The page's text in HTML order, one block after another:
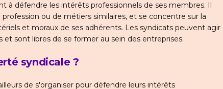
à défendre les intérêts professionnels de ses membres. Il
ou de métiers similaires, et se concentre sur la
et moraux de ses adhérents. Les syndicats peuvent agir
sont libres de se former au sein des entreprises.
syndicale ?
de s'organiser pour défendre leurs intérêts